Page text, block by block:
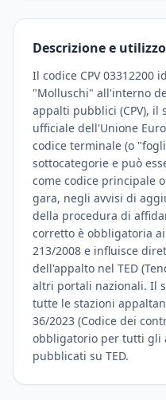
Descrizione e utilizzo
Il codice CPV 03312200
"Molluschi" all'interno
appalti pubblici (CPV), il
ufficiale dell'Unione
codice terminale (o
sottocategorie e può
come codice principale
gara, negli avvisi di
della procedura di
corretto è obbligatoria
213/2008 e influisce
dell'appalto nel TED
altri portali nazionali. Il
tutte le stazioni
36/2023 (Codice dei
obbligatorio per tutti gli
pubblicati su TED.